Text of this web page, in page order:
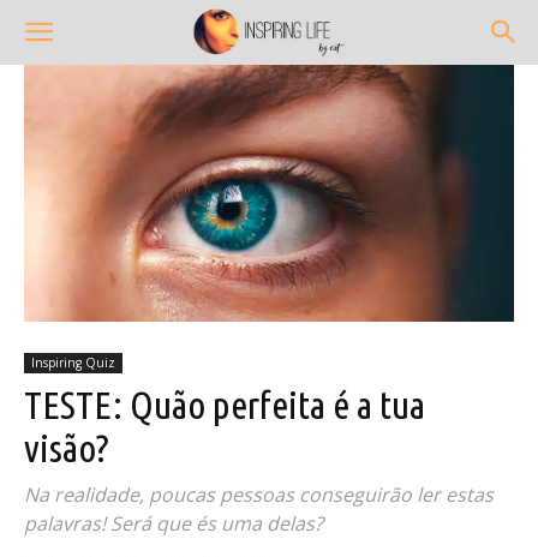
Inspiring Quiz
TESTE: Quão perfeita é a tua
visão?
Na realidade, poucas pessoas conseguirão ler estas
palavras! Será que és uma delas?